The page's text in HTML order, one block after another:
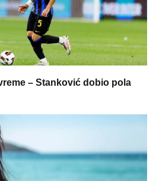
– Stanković dobio pola